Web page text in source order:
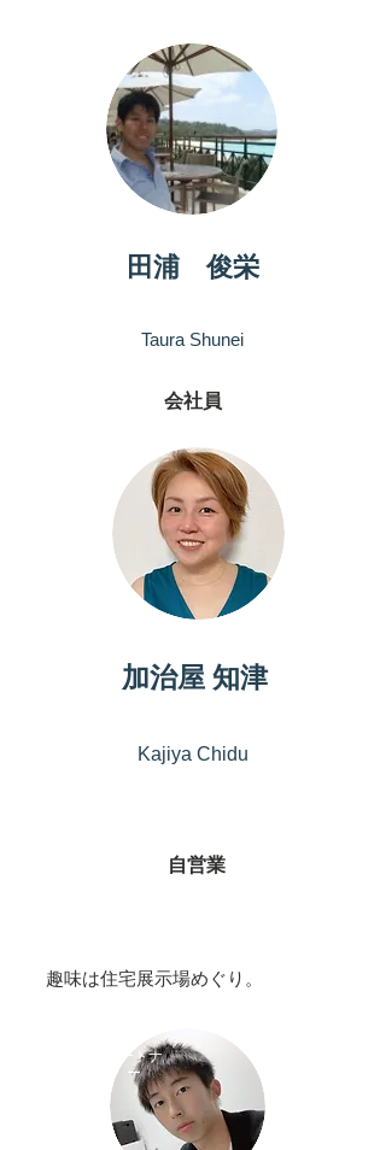
田浦 俊栄
Taura Shunei
会社員
​加治屋 知津
Kajiya Chidu
​自営業
​趣味は住宅展示場めぐり。
​パートナ
ー